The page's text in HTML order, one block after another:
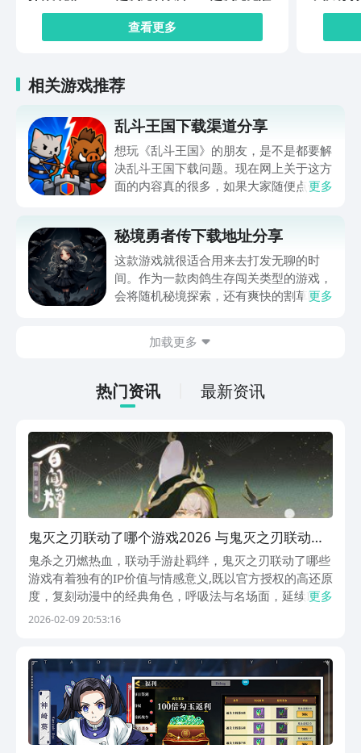
醒
查看更多
相关游戏推荐
乱斗王国下载渠道分享
想玩《乱斗王国》的朋友，是不是都要解
决乱斗王国下载问题。现在网上关于这方
面的内容真的很多，如果大家随便点击陌
app进行下载会更加方便，九游是手游福
利最多的游戏平台，在这里不仅能够看到
游戏资源，还能及时查看后续的消息、活
动内容等相关信息。
更多
秘境勇者传下载地址分享
这款游戏就很适合用来去打发无聊的时
间。作为一款肉鸽生存闯关类型的游戏，
会将随机秘境探索，还有爽快的割草闯关
接就可以下载。游戏的上手门槛还是比较
打发无聊的时间，可玩性真的比较高。
更多
加载更多
热门资讯 最新资讯
鬼灭之刃联动了哪个游戏2026 与鬼灭之刃联动的
游戏手机版汇总
鬼杀之刃燃热血，联动手游赴羁绊，鬼灭之刃联动了哪些
游戏有着独有的IP价值与情感意义,既以官方授权的高还原
度，复刻动漫中的经典角色，呼吸法与名场面，延续IP所
传递的勇气,坚守与同伴羁绊，又以多样玩法，弥补动漫
更多
2026-02-09 20:53:16